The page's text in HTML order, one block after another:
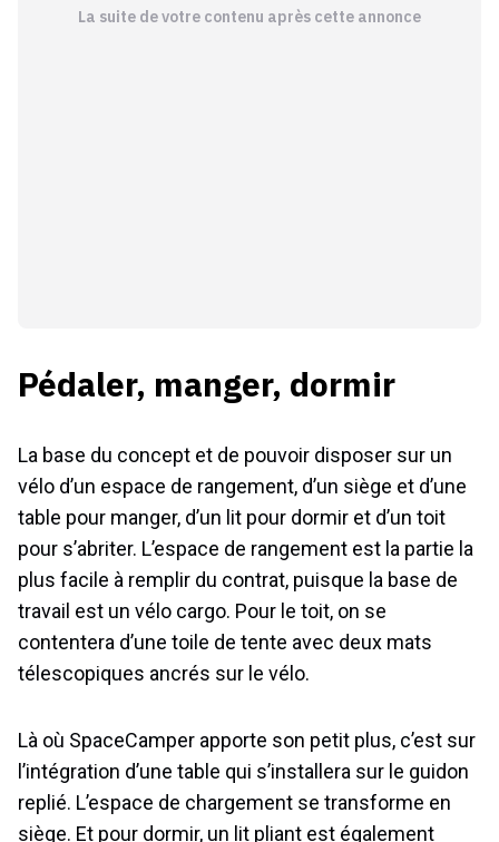
La suite de votre contenu après cette annonce
Pédaler, manger, dormir
La base du concept et de pouvoir disposer sur un
vélo d’un espace de rangement, d’un siège et d’une
table pour manger, d’un lit pour dormir et d’un toit
pour s’abriter. L’espace de rangement est la partie la
plus facile à remplir du contrat, puisque la base de
travail est un vélo cargo. Pour le toit, on se
contentera d’une toile de tente avec deux mats
télescopiques ancrés sur le vélo.
Là où SpaceCamper apporte son petit plus, c’est sur
l’intégration d’une table qui s’installera sur le guidon
replié. L’espace de chargement se transforme en
siège. Et pour dormir, un lit pliant est également